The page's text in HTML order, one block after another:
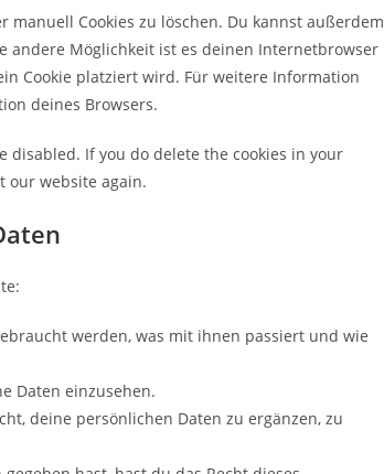
Cookies zu löschen. Du kannst außerdem
andere Möglichkeit ist es deinen Internetbrowser
Cookie platziert wird. Für weitere Information
deines Browsers.
disabled. If you do delete the cookies in your
our website again.
werden, was mit ihnen passiert und wie
Daten einzusehen.
deine persönlichen Daten zu ergänzen, zu